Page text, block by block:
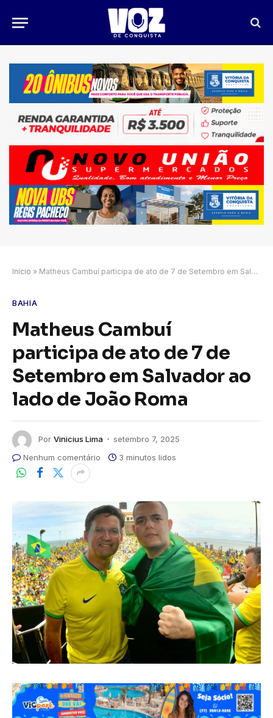
Início » Matheus Cambuí participa de ato de 7 de Setembro em Salvador ao lado de João Roma
BAHIA
Matheus Cambuí
participa de ato de 7 de
Setembro em Salvador ao
lado de João Roma
Por Vinicius Lima
setembro 7, 2025
Nenhum comentário
3 minutos lidos